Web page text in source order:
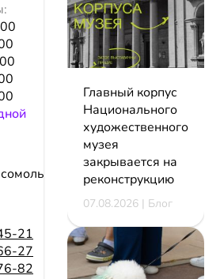
11/7, эт.
21
27
82
Главный корпус
Национального
художественного
музея
закрывается на
реконструкцию
07.08.2026 | Блог